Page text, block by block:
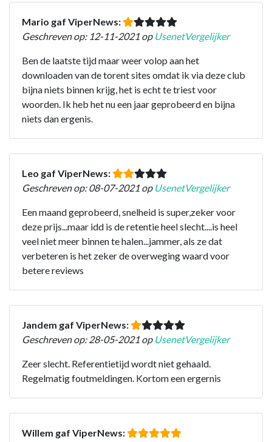
Mario gaf ViperNews:
Geschreven op: 12-11-2021 op UsenetVergelijker
Ben de laatste tijd maar weer volop aan het
downloaden van de torent sites omdat ik via deze club
bijna niets binnen krijg, het is echt te triest voor
woorden. Ik heb het nu een jaar geprobeerd en bijna
niets dan ergenis.
Leo gaf ViperNews:
Geschreven op: 08-07-2021 op UsenetVergelijker
Een maand geprobeerd, snelheid is super,zeker voor
deze prijs...maar idd is de retentie heel slecht....is heel
veel niet meer binnen te halen...jammer, als ze dat
verbeteren is het zeker de overweging waard voor
betere reviews
Jandem gaf ViperNews:
Geschreven op: 28-05-2021 op UsenetVergelijker
Zeer slecht. Referentietijd wordt niet gehaald.
Regelmatig foutmeldingen. Kortom een ergernis
Willem gaf ViperNews: